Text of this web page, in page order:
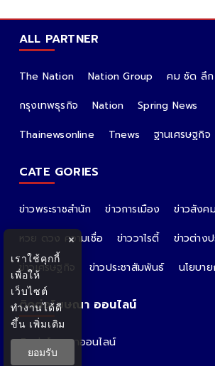
ALL PARTNER
The Nation Nation Group
คม ชัด ลึก
กรุงเทพธุรกิจ
Nation
Spring News
Thainewsonline
Tnews ฐานเศรษฐกิจ
CATE GORIES
ข่าวพระราชสำนัก ข่าวการเมือง ข่าวสังค
หวย ดวง ความเชื่อ
ข่าววาไรตี้
ข่าวต่างป
ข่าวเศรษฐกิจ
ข่าวประชาสัมพันธ์ นโยบา
ติดต่อโฆษณา ออนไลน์
ติดต่อโฆษณาออนไลน์
คุณอ้อ
×
เราใช้คุกกี้
เพื่อให้
เว็บไซต์
ทำงานได้ดี
ขึ้น เพิ่มเติม
ยอมรับ